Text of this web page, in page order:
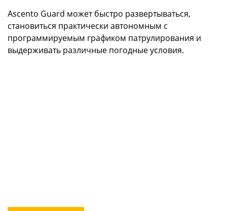
Ascento Guard может быстро развертываться,
становиться практически автономным с
программируемым графиком патрулирования и
выдерживать различные погодные условия.